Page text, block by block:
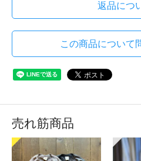
返品につ
この商品について
売れ筋商品